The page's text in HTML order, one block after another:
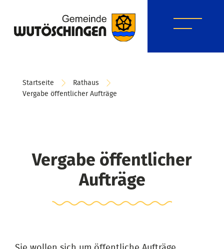
Startseite
Rathaus
Vergabe öffentlicher Aufträge
Vergabe öffentlicher
Aufträge